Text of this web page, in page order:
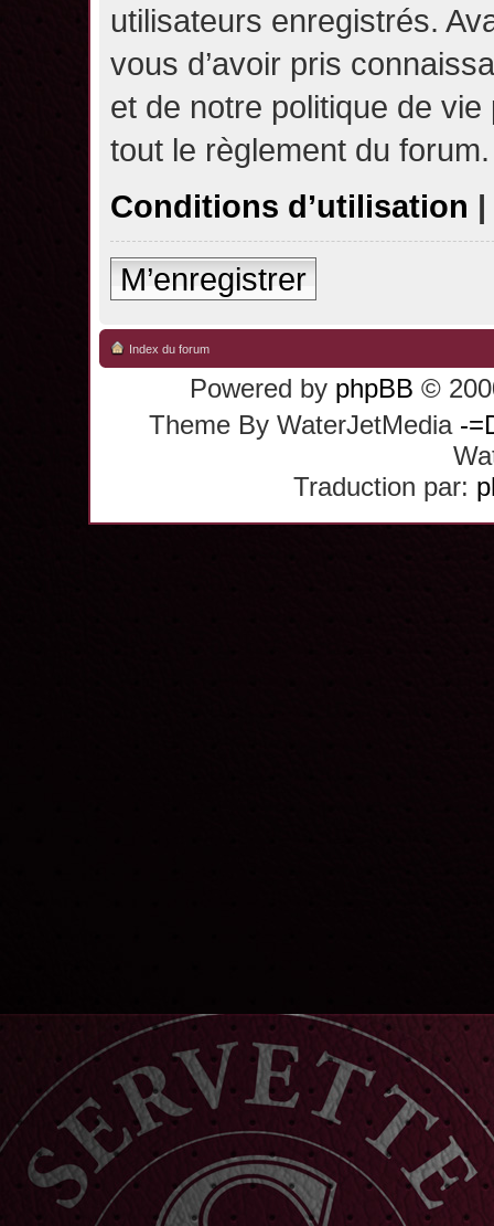
utilisateurs enregistrés.
vous d’avoir pris
et de notre politique de
tout le règlement du forum.
Conditions d’utilisation |
M’enregistrer
Index du forum
Powered by phpBB ©
Theme By WaterJetMedia -
Traduction par: